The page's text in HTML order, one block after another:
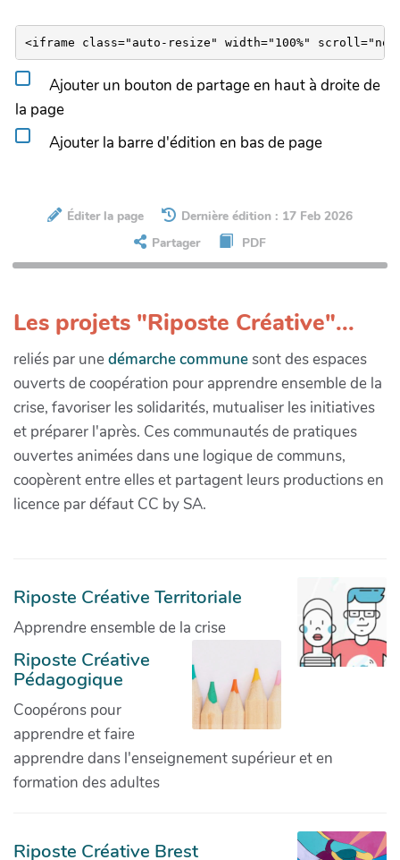
Ajouter un bouton de partage en haut à droite de
la page
Ajouter la barre d'édition en bas de page
Éditer la page
Dernière édition : 17 Feb 2026
Partager
PDF